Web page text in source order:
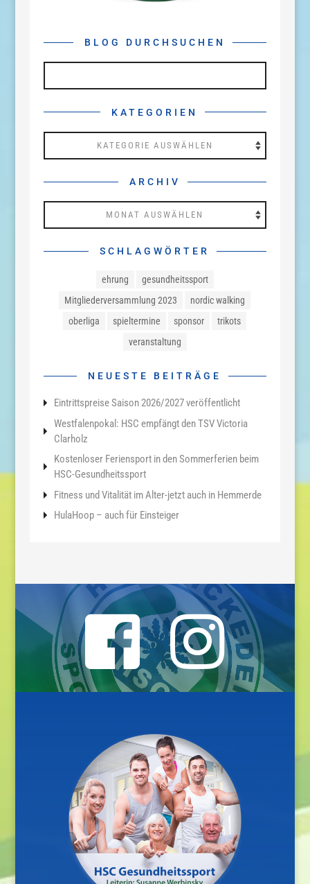
BLOG DURCHSUCHEN
KATEGORIEN
ARCHIV
SCHLAGWÖRTER
ehrung
gesundheitssport
Mitgliederversammlung 2023
nordic walking
oberliga
spieltermine sponsor
trikots
veranstaltung
NEUESTE BEITRÄGE
Eintrittspreise Saison 2026/2027 veröffentlicht
Westfalenpokal: HSC empfängt den TSV Victoria
Clarholz
Kostenloser Feriensport in den Sommerferien beim
HSC-Gesundheitssport
Fitness und Vitalität im Alter-jetzt auch in Hemmerde
HulaHoop – auch für Einsteiger